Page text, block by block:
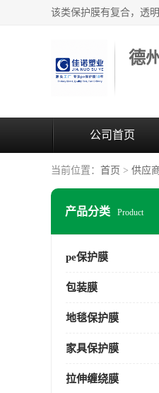
德
公司首页
当前位置： 首页 > 供应
产品分类 Product
pe保护膜
包装膜
地毯保护膜
家具保护膜
拉伸缠绕膜